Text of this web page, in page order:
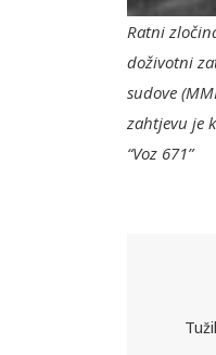
Ratni
doživotni
sudove
zahtjevu je
“Voz 671”